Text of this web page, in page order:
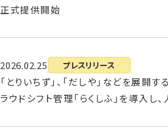
正式提供開始
2026.02.25 プレスリリース
「とりいちず」、「だしや」などを展開
ラウドシフト管理「らくしふ」を導入